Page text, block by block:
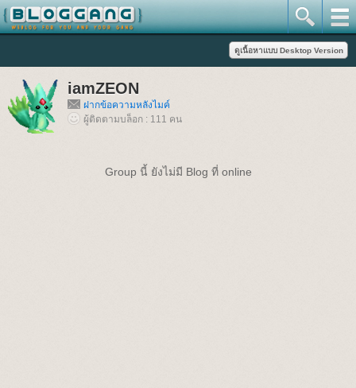
iamZEON
ฝากข้อความหลังไมค์
ผู้ติดตามบล็อก : 111 คน
Group นี้ ยังไม่มี Blog ที่ online